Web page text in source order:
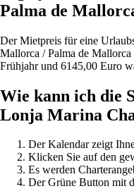
Palma de
Der Mietpreis für eine
Mallorca / Palma de
Frühjahr und 6145,00 Euro
Wie kann ich die
Lonja Marina
Der Kalendar zeigt
Klicken Sie auf den
Es werden
Der Grüne Button mit